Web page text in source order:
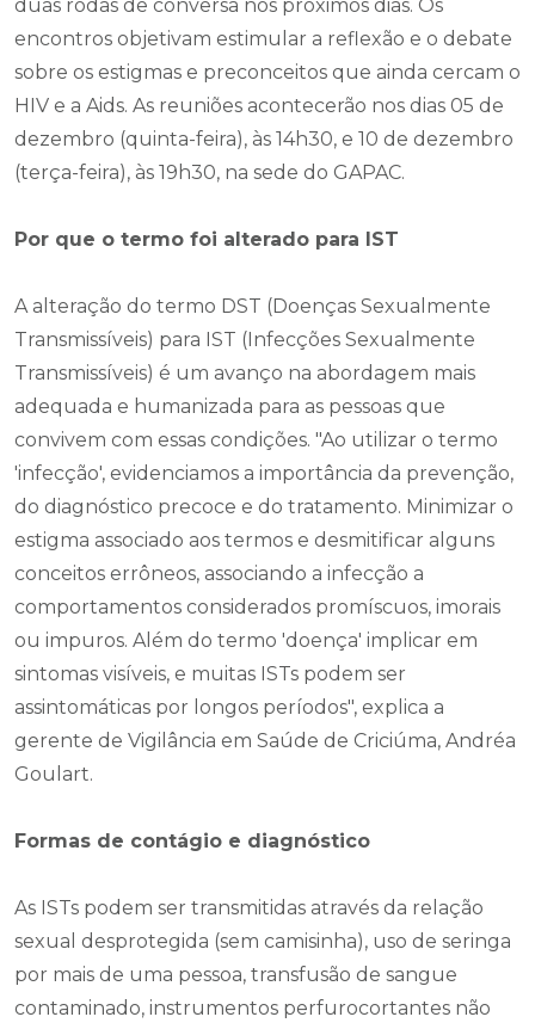
duas rodas de conversa nos próximos dias. Os
encontros objetivam estimular a reflexão e o debate
sobre os estigmas e preconceitos que ainda cercam o
HIV e a Aids. As reuniões acontecerão nos dias 05 de
dezembro (quinta-feira), às 14h30, e 10 de dezembro
(terça-feira), às 19h30, na sede do GAPAC.
Por que o termo foi alterado para IST
A alteração do termo DST (Doenças Sexualmente
Transmissíveis) para IST (Infecções Sexualmente
Transmissíveis) é um avanço na abordagem mais
adequada e humanizada para as pessoas que
convivem com essas condições. "Ao utilizar o termo
'infecção', evidenciamos a importância da prevenção,
do diagnóstico precoce e do tratamento. Minimizar o
estigma associado aos termos e desmitificar alguns
conceitos errôneos, associando a infecção a
comportamentos considerados promíscuos, imorais
ou impuros. Além do termo 'doença' implicar em
sintomas visíveis, e muitas ISTs podem ser
assintomáticas por longos períodos", explica a
gerente de Vigilância em Saúde de Criciúma, Andréa
Goulart.
Formas de contágio e diagnóstico
As ISTs podem ser transmitidas através da relação
sexual desprotegida (sem camisinha), uso de seringa
por mais de uma pessoa, transfusão de sangue
contaminado, instrumentos perfurocortantes não